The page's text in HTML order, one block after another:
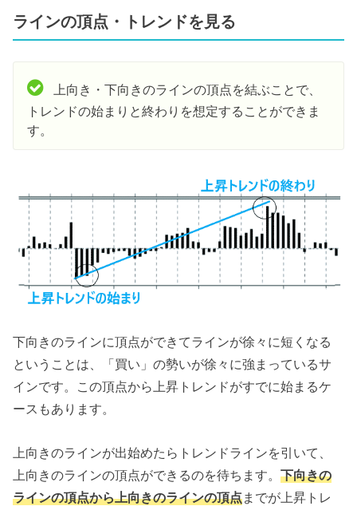
ラインの頂点・トレンドを見る
上向き・下向きのラインの頂点を結ぶことで、
トレンドの始まりと終わりを想定することができま
す。
下向きのラインに頂点ができてラインが徐々に短くなる
ということは、「買い」の勢いが徐々に強まっているサ
インです。この頂点から上昇トレンドがすでに始まるケ
ースもあります。
上向きのラインが出始めたらトレンドラインを引いて、
上向きのラインの頂点ができるのを待ちます。下向きの
ラインの頂点から上向きのラインの頂点までが上昇トレ